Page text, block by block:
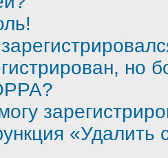
но
«Удалить